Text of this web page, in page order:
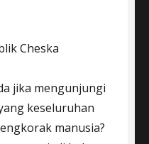
Cheska
jika mengunjungi
keseluruhan
manusia?